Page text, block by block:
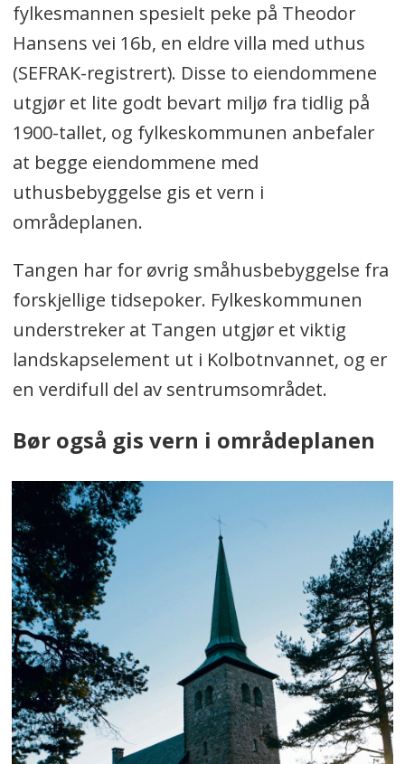
fylkesmannen spesielt peke på Theodor
Hansens vei 16b, en eldre villa med uthus
(SEFRAK-registrert). Disse to eiendommene
utgjør et lite godt bevart miljø fra tidlig på
1900-tallet, og fylkeskommunen anbefaler
at begge eiendommene med
uthusbebyggelse gis et vern i
områdeplanen.
Tangen har for øvrig småhusbebyggelse fra
forskjellige tidsepoker. Fylkeskommunen
understreker at Tangen utgjør et viktig
landskapselement ut i Kolbotnvannet, og er
en verdifull del av sentrumsområdet.
Bør også gis vern i områdeplanen